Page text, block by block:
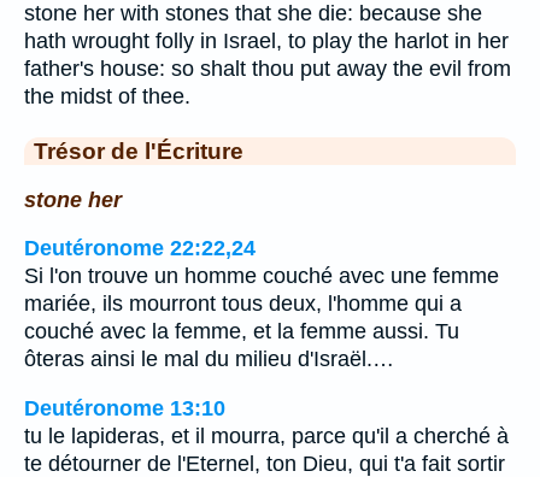
stone her with stones that she die: because she
hath wrought folly in Israel, to play the harlot in her
father's house: so shalt thou put away the evil from
the midst of thee.
Trésor de l'Écriture
stone her
Deutéronome 22:22,24
Si l'on trouve un homme couché avec une femme
mariée, ils mourront tous deux, l'homme qui a
couché avec la femme, et la femme aussi. Tu
ôteras ainsi le mal du milieu d'Israël.…
Deutéronome 13:10
tu le lapideras, et il mourra, parce qu'il a cherché à
te détourner de l'Eternel, ton Dieu, qui t'a fait sortir